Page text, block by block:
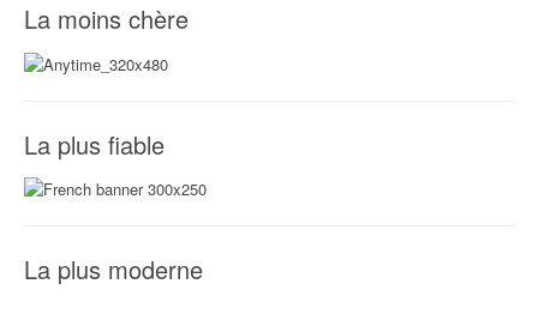
n
d
a
r
t
i
La moins chère
La plus fiable
La plus moderne